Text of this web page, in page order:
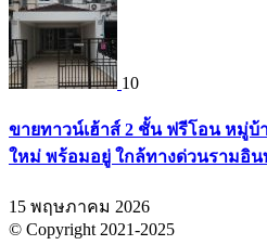
10
ขายทาวน์เฮ้าส์ 2 ชั้น ฟรีโอน หมู่บ้
ใหม่ พร้อมอยู่ ใกล้ทางด่วนรามอินท
15 พฤษภาคม 2026
© Copyright 2021-2025